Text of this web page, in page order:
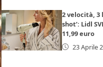
2 velocità, 3
shot’: Lidl
11,99 euro
23 Aprile